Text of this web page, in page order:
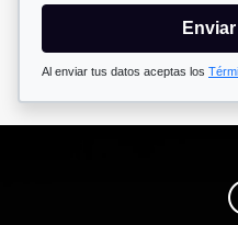
Al enviar tus datos aceptas los